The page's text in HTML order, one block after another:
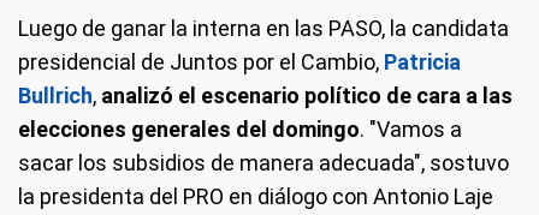
Luego de ganar la interna en las PASO, la candidata
presidencial de Juntos por el Cambio, Patricia
Bullrich, analizó el escenario político de cara a las
elecciones generales del domingo. "Vamos a
sacar los subsidios de manera adecuada", sostuvo
la presidenta del PRO en diálogo con Antonio Laje